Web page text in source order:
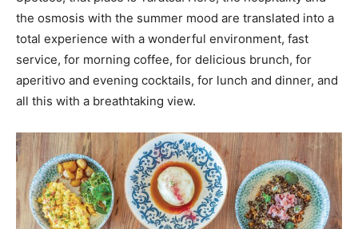
the osmosis with the summer mood are translated into a
total experience with a wonderful environment, fast
service, for morning coffee, for delicious brunch, for
aperitivo and evening cocktails, for lunch and dinner, and
all this with a breathtaking view.